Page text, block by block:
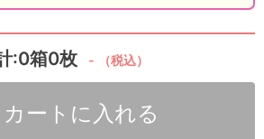
:0箱0枚 - （税込）
カートに入れる